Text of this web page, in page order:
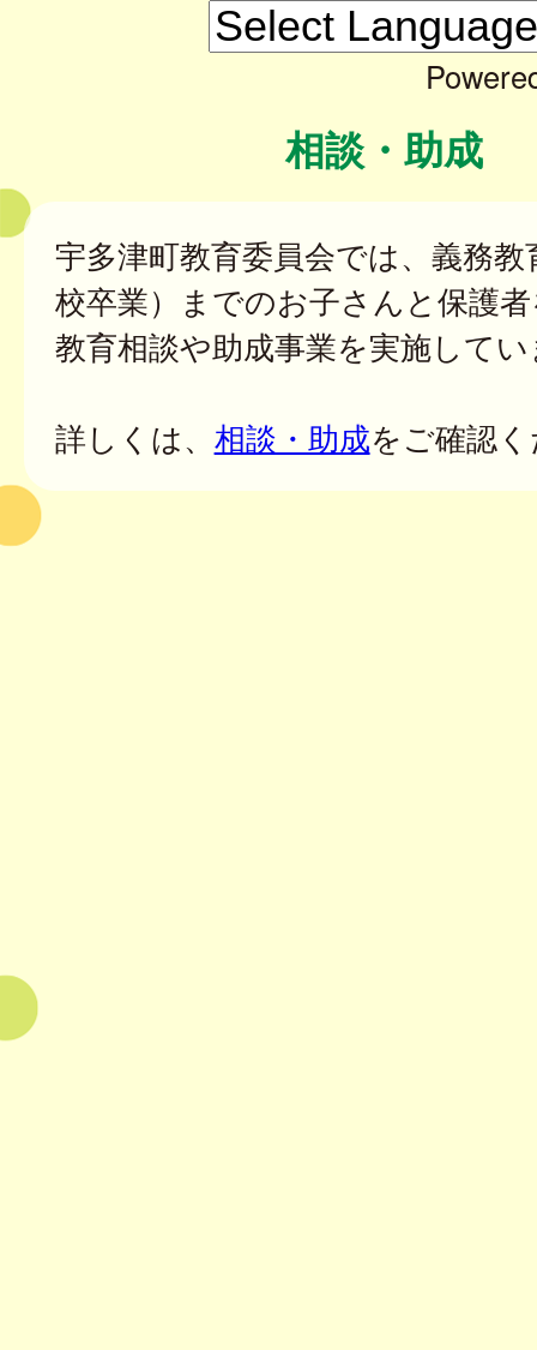
相談・助成
宇多津町教育委員会では、義務教
校卒業）までのお子さんと保護
教育相談や助成事業を実施して
詳しくは、 相談・助成をご確認